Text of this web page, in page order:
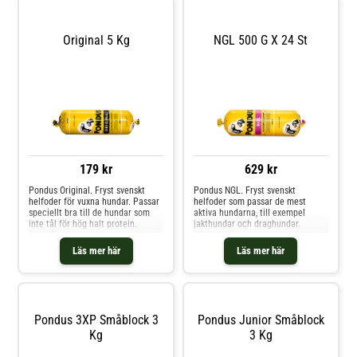
Original 5 Kg
179 kr
Läs mer här
Pondus Original. Fryst svenskt
helfoder för vuxna hundar. Passar
speciellt bra till de hundar som
inte tål för hög halt protein.
Innehåller svensk nöt och norsk
NGL 500 G X 24 St
629 kr
Läs mer här
Pondus NGL. Fryst svenskt
helfoder som passar de mest
aktiva hundarna, till exempel
jakthundar och draghundar.
Högenergifoder som även kan ges
till hundar som behöver gå upp i
vikt. Detta färskfodrer är baserat
på svensk gris och nöt samt norsk
Pondus 3XP Småblock 3
Kg
Pondus Junior Småblock
3 Kg